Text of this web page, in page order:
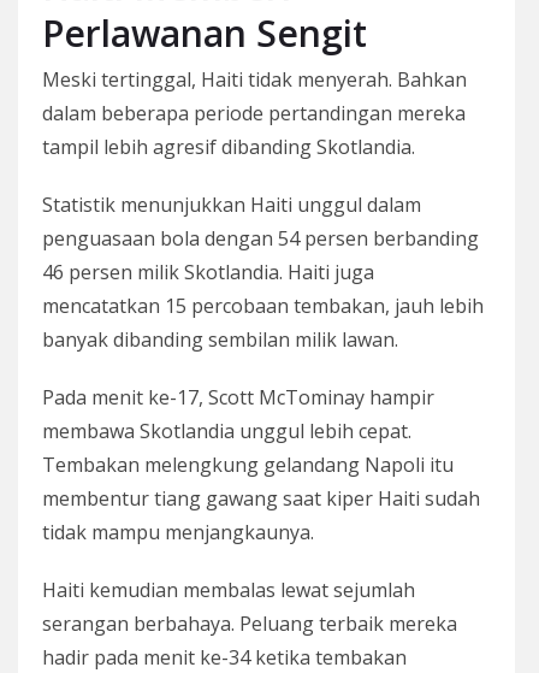
Perlawanan Sengit
Meski tertinggal, Haiti tidak menyerah. Bahkan
dalam beberapa periode pertandingan mereka
tampil lebih agresif dibanding Skotlandia.
Statistik menunjukkan Haiti unggul dalam
penguasaan bola dengan 54 persen berbanding
46 persen milik Skotlandia. Haiti juga
mencatatkan 15 percobaan tembakan, jauh lebih
banyak dibanding sembilan milik lawan.
Pada menit ke-17, Scott McTominay hampir
membawa Skotlandia unggul lebih cepat.
Tembakan melengkung gelandang Napoli itu
membentur tiang gawang saat kiper Haiti sudah
tidak mampu menjangkaunya.
Haiti kemudian membalas lewat sejumlah
serangan berbahaya. Peluang terbaik mereka
hadir pada menit ke-34 ketika tembakan